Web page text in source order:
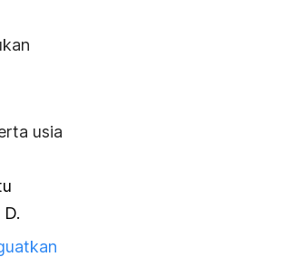
usia